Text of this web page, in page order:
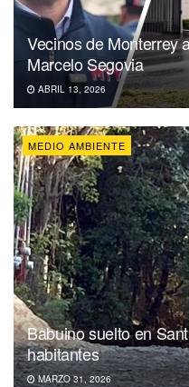
Vecinos de Monterrey
Marcelo Segovia
ABRIL 13, 2026
MEDIO AMBIENTE
Babuino suelto en
habitantes
MARZO 31, 2026